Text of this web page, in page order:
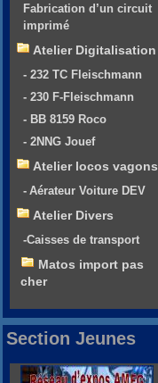
Fabrication d’un circuit
imprimé
Atelier Digitalisation
- 232 TC Fleischmann
- 230 F-Fleischmann
- BB 8159 Roco
- 2NNG Jouef
Atelier locos vagons
- Aérateur Voiture DEV
Atelier Divers
-Caisses de transport
Matos import pas
cher
Section Jeunes